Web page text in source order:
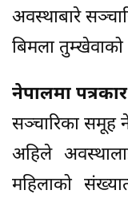
अवस्थाबारे
बिमला
नेपालमा
सञ्चारिका समूह
अहिले
महिलाको